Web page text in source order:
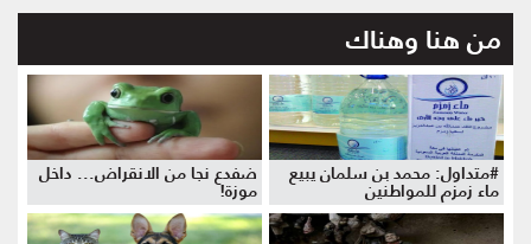
من هنا وهناك
#متداول: محمد بن سلمان يبيع
ماء زمزم للمواطنين
ضفدع نجا من الانقراض... داخل
موزة!